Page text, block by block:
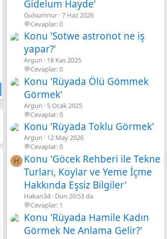
Gidelum Hayde'
Gulsumnur 7 Haz 2026
💬Cevaplar: 0
Konu 'Sotwe astronot ne iş
yapar?'
Argun
18 Kas 2025
💬Cevaplar: 0
Konu 'Rüyada Ölü Gömmek
Görmek'
Argun
5 Ocak 2025
💬Cevaplar: 0
Konu 'Rüyada Toklu Görmek'
Argun
12 May 2026
💬Cevaplar: 0
H
Konu 'Göcek Rehberi ile Tekne
Turları, Koylar ve Yeme İçme
Hakkında Eşsiz Bilgiler'
Hakan34 Dün 20:53 da
💬Cevaplar: 1
Konu 'Rüyada Hamile Kadın
Görmek Ne Anlama Gelir?'